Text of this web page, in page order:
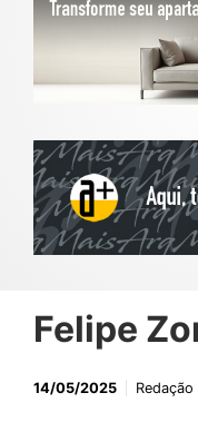
Felipe
14/05/2025 Redação